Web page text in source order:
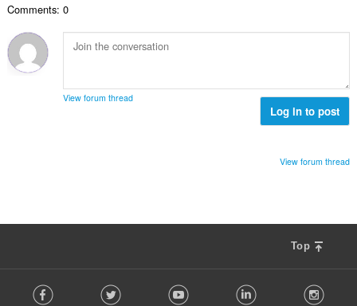
Comments: 0
View forum thread
Log in to post
View forum thread
Top
o Facebook Twitter Youtube LinkedIn